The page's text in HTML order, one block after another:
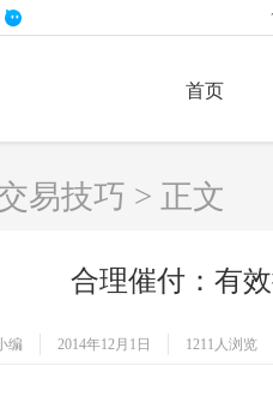
首页
易技巧 > 正文
合理催付：有
编 2014年12月1日 1211人浏览